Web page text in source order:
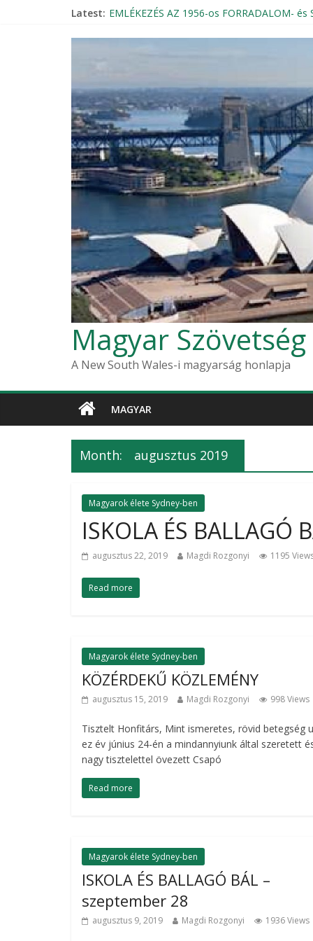
Latest: EMLÉKEZÉS AZ 1956-os FORRADALOM- és
Magyar
A New South Wales-i magyarság honlapja
MAGYAR
Month: augusztus 2019
Magyarok élete Sydney-ben
ISKOLA ÉS
augusztus 22, 2019 Magdi Rozgonyi 1195
Read more
Magyarok élete Sydney-ben
KÖZÉRDEKŰ KÖZLEMÉNY
augusztus 15, 2019 Magdi Rozgonyi 998 Views
Tisztelt Honfitárs, Mint ismeretes, rövid betegség
ez év június 24-én a mindannyiunk által szeretett
nagy tisztelettel övezett Csapó
Read more
Magyarok élete Sydney-ben
ISKOLA ÉS BALLAGÓ BÁL –
szeptember 28
augusztus 9, 2019 Magdi Rozgonyi 1936 Views